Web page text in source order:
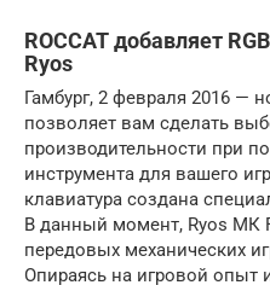
ROCCAT добавляет
Ryos
Гамбург, 2 февраля 2016 —
позволяет вам сделать
производительности при
инструмента для вашего
клавиатура создана
В данный момент, Ryos МК
передовых механических
Опираясь на игровой опыт